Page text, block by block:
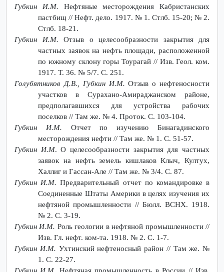
Губкин И.М. Нефтяные месторождения Кабристанских
пастбищ // Нефт. дело. 1917. № 1. Стлб. 15-20; № 2.
Стлб. 18-21.
Губкин И.М. Отзыв о целесообразности закрытия для
частных заявок на нефть площади, расположенной
по южному склону горы Тоурагай // Изв. Геол. ком.
1917. Т. 36. № 5/7. С. 251.
Голубятников Д.В., Губкин И.М.Отзыв о нефтеносности
участков в Сурахано-Амираджанском районе,
предполагавшихся для устройства рабочих
поселков // Там же. № 4. Проток. С. 103-104.
Губкин И.М. Отчет по изучению Бинагадинского
месторождения нефти // Там же. № 1. С. 51-57.
Губкин И.М. О целесообразности закрытия для частных
заявок на нефть земель кишлаков Клыч, Култух,
Халлиг и Гассан-Але // Там же. № 3/4. С. 87.
Губкин И.М.Предварительный отчет по командировке в
Соединенные Штаты Америки в целях изучения их
нефтяной промышленности // Бюлл. ВСНХ. 1918.
№ 2. С. 3-19.
Губкин И.М. Роль геологии в нефтяной промышленности //
Изв. Гл. нефт. ком-та. 1918. № 2. С. 1-7.
Губкин И.М. Ухтинский нефтеносный район // Там же. №
1. С. 22-27.